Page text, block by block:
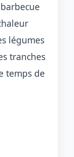
légumes
tranches
temps de